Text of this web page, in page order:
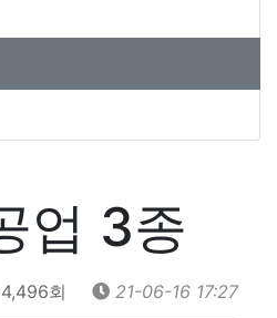
업 3종
4,496회 21-06-16 17:27